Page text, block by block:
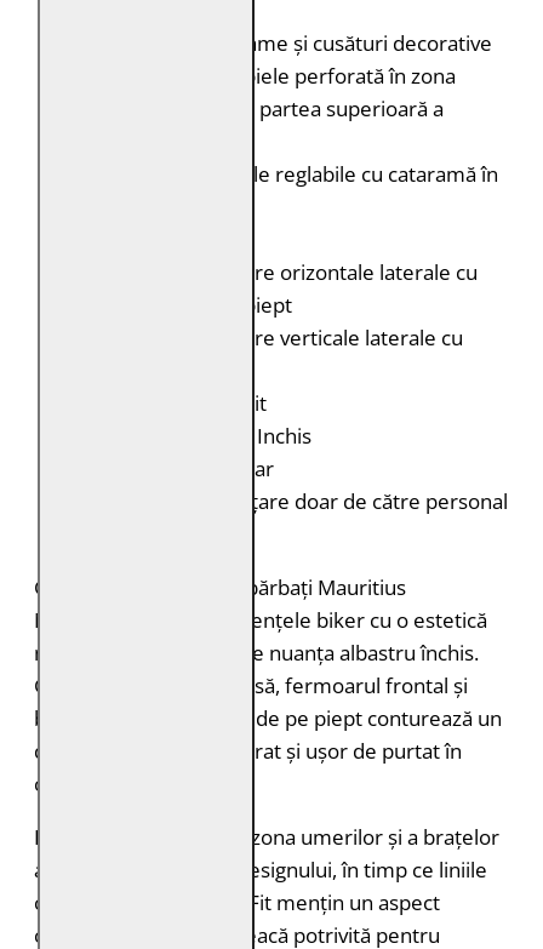
Capse, catarame și cusături decorative
Porțiuni din piele perforată în zona
umerilor și în partea superioară a
Curele laterale reglabile cu cataramă în
Două buzunare orizontale laterale cu
fermoar pe piept
Două buzunare verticale laterale cu
Regular Fit
Albastru Inchis
Fermoar
Curățare doar de către personal
Geaca de piele pentru bărbați Mauritius
MMBroum îmbină influențele biker cu o estetică
modernă, evidențiată de nuanța albastru închis.
Gulerul stand-up cu capsă, fermoarul frontal și
buzunarele cu fermoar de pe piept conturează un
design masculin, echilibrat și ușor de purtat în
contexte urbane.
Inserțiile perforate din zona umerilor și a brațelor
adaugă personalitate designului, în timp ce liniile
clare și croiala Regular Fit mențin un aspect
contemporan. Este o geacă potrivită pentru